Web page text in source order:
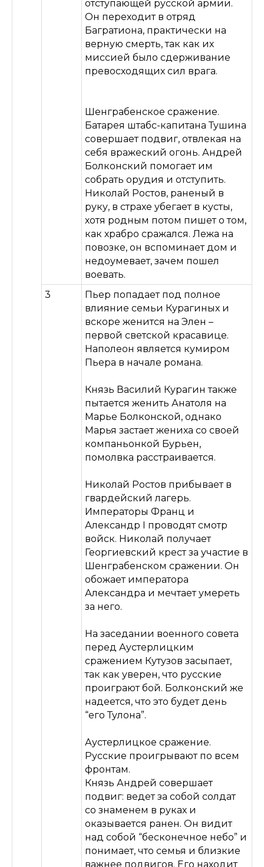
отступающей русской армии.
Он переходит в отряд
Багратиона, практически на
верную смерть, так как их
миссией было сдерживание
превосходящих сил врага.
Шенграбенское сражение.
Батарея штабс-капитана Тушина
совершает подвиг, отвлекая на
себя вражеский огонь. Андрей
Болконский помогает им
собрать орудия и отступить.
Николай Ростов, раненый в
руку, в страхе убегает в кусты,
хотя родным потом пишет о том,
как храбро сражался. Лежа на
повозке, он вспоминает дом и
недоумевает, зачем пошел
воевать.
3
Пьер попадает под полное
влияние семьи Курагиных и
вскоре женится на Элен –
первой светской красавице.
Наполеон является кумиром
Пьера в начале романа.
Князь Василий Курагин также
пытается женить Анатоля на
Марье Болконской, однако
Марья застает жениха со своей
компаньонкой Бурьен,
помолвка расстраивается.
Николай Ростов прибывает в
гвардейский лагерь.
Императоры Франц и
Александр I проводят смотр
войск. Николай получает
Георгиевский крест за участие в
Шенграбенском сражении. Он
обожает императора
Александра и мечтает умереть
за него.
На заседании военного совета
перед Аустерлицким
сражением Кутузов засыпает,
так как уверен, что русские
проиграют бой. Болконский же
надеется, что это будет день
“его Тулона”.
Аустерлицкое сражение.
Русские проигрывают по всем
фронтам.
Князь Андрей совершает
подвиг: ведет за собой солдат
со знаменем в руках и
оказывается ранен. Он видит
над собой “бесконечное небо” и
понимает, что семья и близкие
важнее подвигов. Его находит